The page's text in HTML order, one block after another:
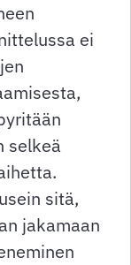
ei
selkeä
sitä,
jakamaan